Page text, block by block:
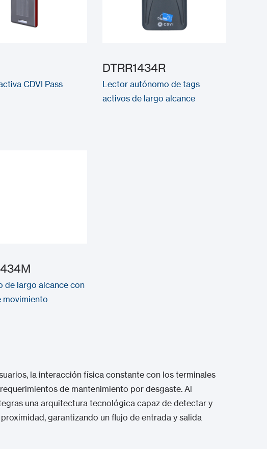
CDVI Pass
DTRR1434R
Lector autónomo de tags
activos de largo alcance
de largo alcance con
movimiento
la interacción física constante con los terminales
de mantenimiento por desgaste. Al
una arquitectura tecnológica capaz de detectar y
garantizando un flujo de entrada y salida